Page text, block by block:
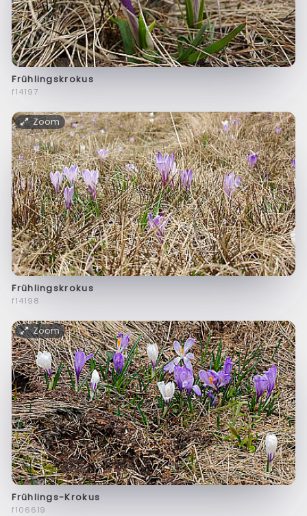
Frühlingskrokus
f14197
Zoom
Frühlingskrokus
f14198
Zoom
Frühlings-Krokus
f106619